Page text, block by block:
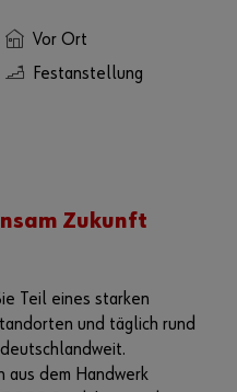
Vor Ort
Festanstellung
Zukunft
Teil eines starken
und täglich rund
aus dem Handwerk